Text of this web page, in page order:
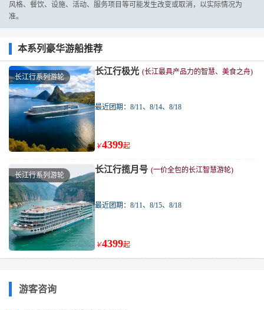
风格、餐饮、设施、活动、服务项目等可能发生改变或取消，以实际情况为
准。
本系列豪华游船推荐
长江行系列游轮
长江行极光 (长江最具产品力的智慧、美食之舟)
最近团期：8/11、8/14、8/18
￥4399起
长江行系列游轮
长江行揽月号 (一价全包的长江智慧游轮)
最近团期：8/11、8/15、8/18
￥4399起
游客咨询